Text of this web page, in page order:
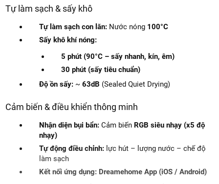
Tự làm sạch & sấy khô
Tự làm sạch con lăn: Nước nóng 100°C
Sấy khô khí nóng:
5 phút (90°C – sấy nhanh, kín, êm)
30 phút (sấy tiêu chuẩn)
Độ ồn sấy: ~63dB (Sealed Quiet Drying)
Cảm biến & điều khiển thông minh
Nhận diện bụi bẩn: Cảm biến RGB siêu nhạy (x5 độ
nhạy)
Tự động điều chỉnh: lực hút – lượng nước – chế độ
làm sạch
Kết nối ứng dụng: Dreamehome App (iOS / Android)